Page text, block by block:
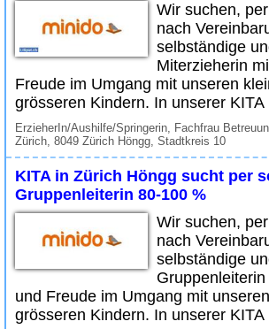
Wir suchen,
nach
selbständige
Miterzieherin
Freude im Umgang mit unseren
grösseren Kindern. In unserer KITA
ErzieherIn/Aushilfe/Springerin, Fachfrau
Zürich, 8049 Zürich Höngg, Stadtkreis 10
KITA in Zürich Höngg sucht per
Gruppenleiterin 80-100 %
Wir suchen,
nach
selbständige
und Freude im Umgang mit
grösseren Kindern. In unserer KITA